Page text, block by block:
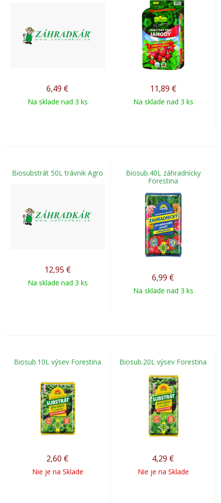
6,49 €
Na sklade nad 3 ks
11,89 €
Na sklade nad 3 ks
Biosubstrát 50L trávnik Agro
12,95 €
Na sklade nad 3 ks
Biosub.40L záhradnícky
Forestina
6,99 €
Na sklade nad 3 ks
Biosub.10L výsev Forestina
2,60 €
Nie je na Sklade
Biosub.20L výsev Forestina
4,29 €
Nie je na Sklade